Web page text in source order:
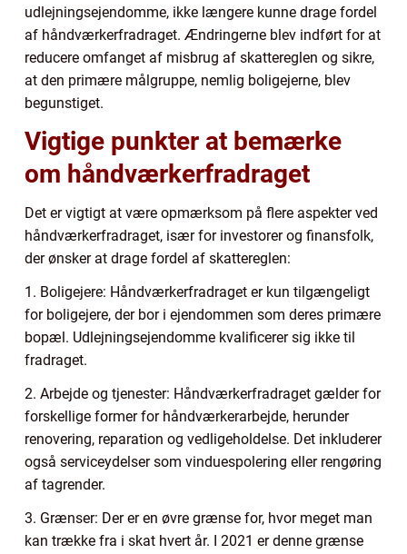
udlejningsejendomme, ikke længere kunne drage fordel
af håndværkerfradraget. Ændringerne blev indført for at
reducere omfanget af misbrug af skattereglen og sikre,
at den primære målgruppe, nemlig boligejerne, blev
begunstiget.
Vigtige punkter at bemærke
om håndværkerfradraget
Det er vigtigt at være opmærksom på flere aspekter ved
håndværkerfradraget, især for investorer og finansfolk,
der ønsker at drage fordel af skattereglen:
1. Boligejere: Håndværkerfradraget er kun tilgængeligt
for boligejere, der bor i ejendommen som deres primære
bopæl. Udlejningsejendomme kvalificerer sig ikke til
fradraget.
2. Arbejde og tjenester: Håndværkerfradraget gælder for
forskellige former for håndværkerarbejde, herunder
renovering, reparation og vedligeholdelse. Det inkluderer
også serviceydelser som vinduespolering eller rengøring
af tagrender.
3. Grænser: Der er en øvre grænse for, hvor meget man
kan trække fra i skat hvert år. I 2021 er denne grænse